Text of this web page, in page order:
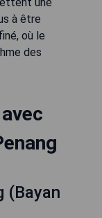
à être
où le
des
(Bayan